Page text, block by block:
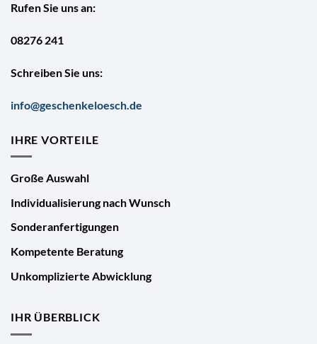
Rufen Sie uns an:
08276 241
Schreiben Sie uns:
info@geschenkeloesch.de
IHRE VORTEILE
Große Auswahl
Individualisierung nach Wunsch
Sonderanfertigungen
Kompetente Beratung
Unkomplizierte Abwicklung
IHR ÜBERBLICK